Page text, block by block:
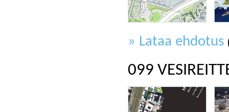
» Lataa ehdotus
099